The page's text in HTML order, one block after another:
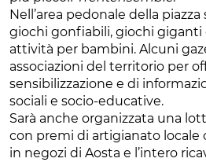
Nell’area pedonale della
giochi gonfiabili, giochi giganti
attività per bambini. Alcuni
associazioni del territorio per
sensibilizzazione e di
sociali e socio-educative.
Sarà anche organizzata una
con premi di artigianato locale
in negozi di Aosta e l’intero